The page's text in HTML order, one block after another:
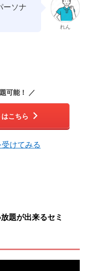
ーソナ
れん
可能！ ／
こちら
けてみる
題が出来るセミ